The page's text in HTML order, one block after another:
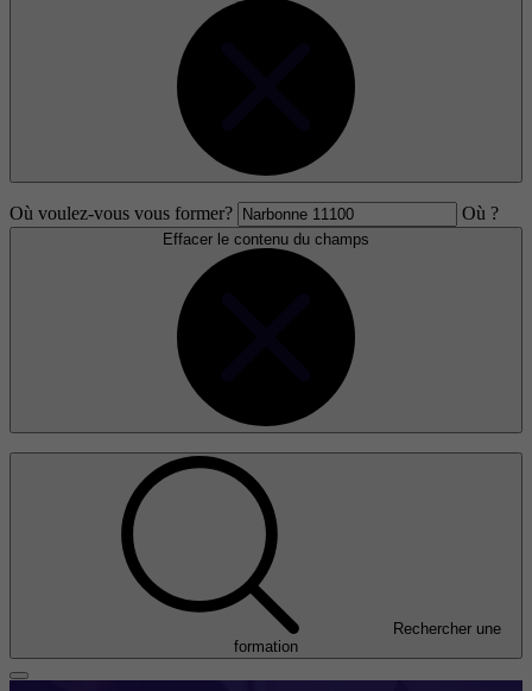
Où voulez-vous vous former? Où ?
Effacer le contenu du champs
Rechercher une
formation